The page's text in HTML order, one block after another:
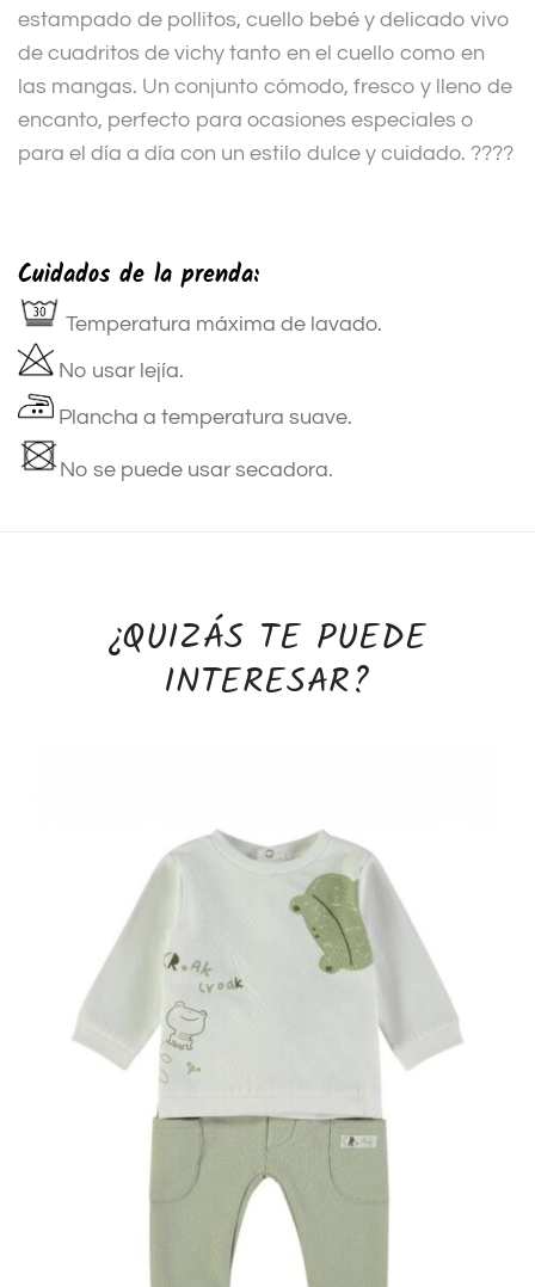
estampado de pollitos, cuello bebé y delicado vivo
de cuadritos de vichy tanto en el cuello como en
las mangas. Un conjunto cómodo, fresco y lleno de
encanto, perfecto para ocasiones especiales o
para el día a día con un estilo dulce y cuidado. ????
Cuidados de la prenda:
Temperatura máxima de lavado.
No usar lejía.
Plancha a temperatura suave.
No se puede usar secadora.
¿QUIZÁS TE PUEDE
INTERESAR?